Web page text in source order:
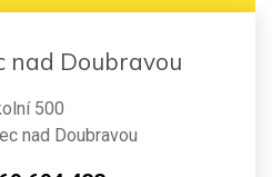
nad Doubravou
500
nad Doubravou